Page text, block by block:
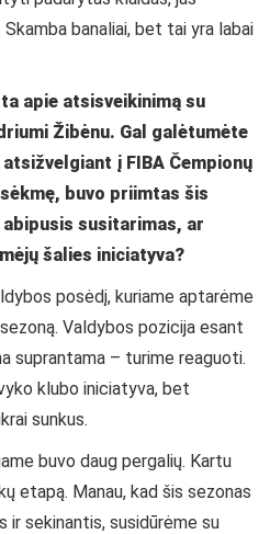
banaliai, bet tai yra labai
apie atsisveikinimą su
Žibėnu. Gal galėtumėte
į FIBA Čempionų
buvo priimtas šis
susitarimas, ar
šalies iniciatyva?
posėdį, kuriame aptarėme
Valdybos pozicija esant
suprantama – turime reaguoti.
klubo iniciatyva, bet
sunkus.
buvo daug pergalių. Kartu
etapą. Manau, kad šis sezonas
ir sekinantis, susidūrėme su